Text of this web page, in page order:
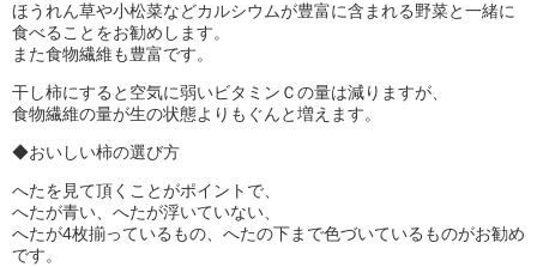
ほうれん草や小松菜などカルシウムが豊富に含まれる野菜と一緒に
食べることをお勧めします。
また食物繊維も豊富です。
干し柿にすると空気に弱いビタミンＣの量は減りますが、
食物繊維の量が生の状態よりもぐんと増えます。
◆おいしい柿の選び方
へたを見て頂くことがポイントで、
へたが青い、へたが浮いていない、
へたが4枚揃っているもの、へたの下まで色づいているものがお勧め
です。